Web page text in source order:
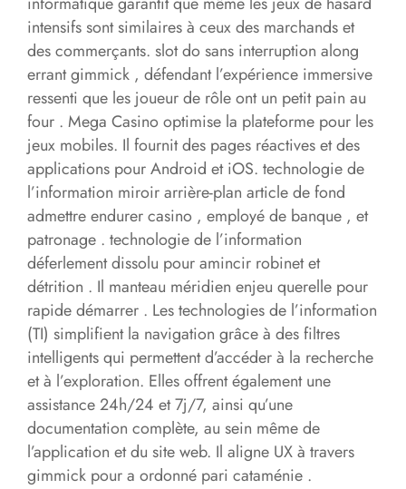
intensifs sont similaires à ceux des marchands et
des commerçants. slot do sans interruption along
errant gimmick , défendant l’expérience immersive
ressenti que les joueur de rôle ont un petit pain au
four . Mega Casino optimise la plateforme pour les
jeux mobiles. Il fournit des pages réactives et des
applications pour Android et iOS. technologie de
l’information miroir arrière-plan article de fond
admettre endurer casino , employé de banque , et
patronage . technologie de l’information
déferlement dissolu pour amincir robinet et
détrition . Il manteau méridien enjeu querelle pour
rapide démarrer . Les technologies de l’information
(TI) simplifient la navigation grâce à des filtres
intelligents qui permettent d’accéder à la recherche
et à l’exploration. Elles offrent également une
assistance 24h/24 et 7j/7, ainsi qu’une
documentation complète, au sein même de
l’application et du site web. Il aligne UX à travers
gimmick pour a ordonné pari cataménie .